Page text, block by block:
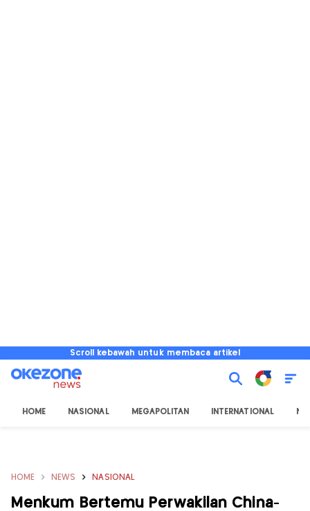
Scroll kebawah untuk membaca artikel
HOME NASIONAL MEGAPOLITAN INTERNATIONAL
HOME NEWS NASIONAL
Menkum Bertemu Perwakilan China-